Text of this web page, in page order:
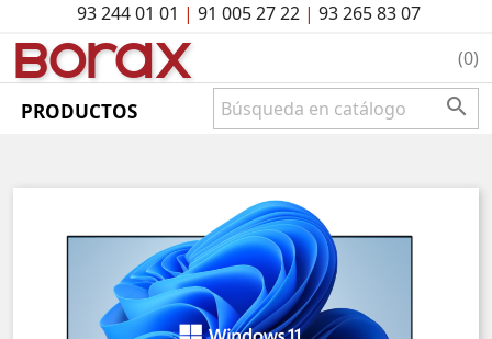
93 244 01 01 | 91 005 27 22| 93 265 83 07
BOrAx (0)
PRODUCTOS 